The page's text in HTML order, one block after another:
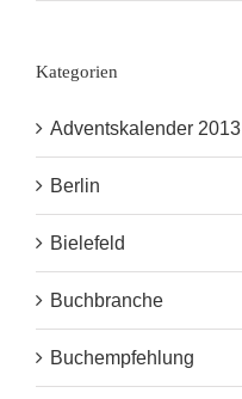
Kategorien
Adventskalender 2013
Berlin
Bielefeld
Buchbranche
Buchempfehlung